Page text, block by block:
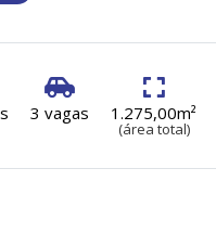
3 vagas 1.275,00m²
(área total)